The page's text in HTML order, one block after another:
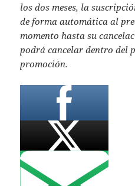
los dos meses, la
de forma automática al
momento hasta su
podrá cancelar dentro del
promoción.